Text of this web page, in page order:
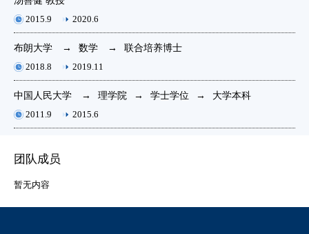
2015.9
2020.6
布朗大学 → 数学 →
联合培养博士
2018.8
2019.11
中国人民大学 → 理学院 → 学士学位 →
大学本科
2011.9
2015.6
团队成员
暂无内容